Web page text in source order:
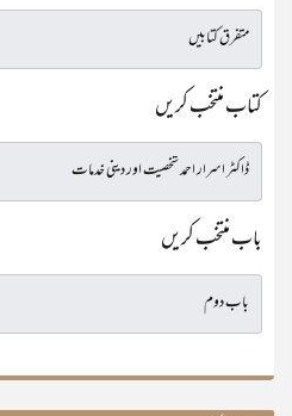
کتاب منتخب کریں
باب منتخب کریں